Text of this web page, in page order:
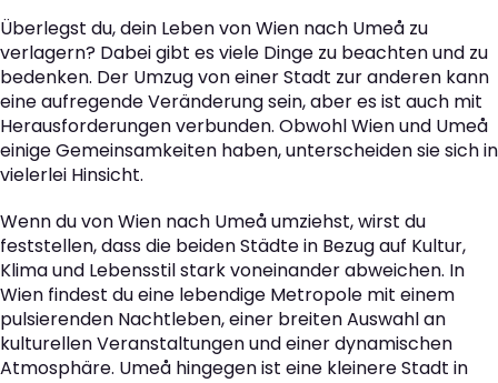
Überlegst du, dein Leben von Wien nach Umeå zu
verlagern? Dabei gibt es viele Dinge zu beachten und zu
bedenken. Der Umzug von einer Stadt zur anderen kann
eine aufregende Veränderung sein, aber es ist auch mit
Herausforderungen verbunden. Obwohl Wien und Umeå
einige Gemeinsamkeiten haben, unterscheiden sie sich in
vielerlei Hinsicht.
Wenn du von Wien nach Umeå umziehst, wirst du
feststellen, dass die beiden Städte in Bezug auf Kultur,
Klima und Lebensstil stark voneinander abweichen. In
Wien findest du eine lebendige Metropole mit einem
pulsierenden Nachtleben, einer breiten Auswahl an
kulturellen Veranstaltungen und einer dynamischen
Atmosphäre. Umeå hingegen ist eine kleinere Stadt in